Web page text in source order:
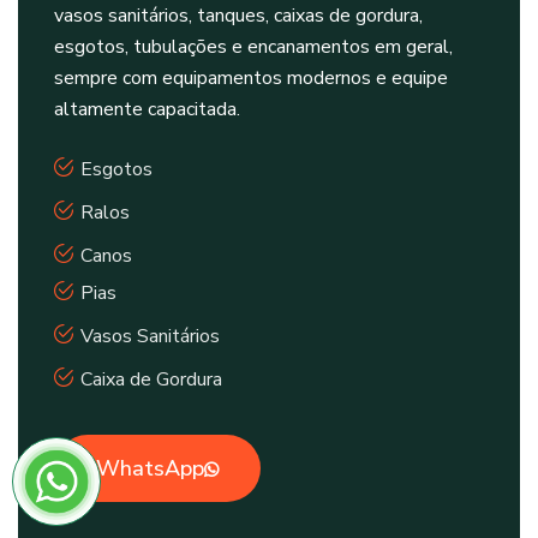
vasos sanitários, tanques, caixas de gordura,
esgotos, tubulações e encanamentos em geral,
sempre com equipamentos modernos e equipe
altamente capacitada.
Esgotos
Ralos
Canos
Pias
Vasos Sanitários
Caixa de Gordura
WhatsApp